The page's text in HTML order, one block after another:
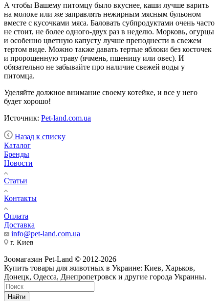
А чтобы Вашему питомцу было вкуснее, каши лучше варить
на молоке или же заправлять нежирным мясным бульоном
вместе с кусочками мяса. Баловать субпродуктами очень часто
не стоит, не более одного-двух раз в неделю. Морковь, огурцы
и особенно цветную капусту лучше преподнести в свежем
тертом виде. Можно также давать тертые яблоки без косточек
и пророщенную траву (ячмень, пшеницу или овес). И
обязательно не забывайте про наличие свежей воды у
питомца.
Уделяйте должное внимание своему котейке, и все у него
будет хорошо!
Источник: Pet-land.com.ua
Назад к списку
Каталог
Бренды
Новости
Статьи
Контакты
Оплата
Доставка
info@pet-land.com.ua
г. Киев
Зоомагазин Pet-Land © 2012-2026
Купить товары для животных в Украине: Киев, Харьков,
Донецк, Одесса, Днепропетровск и другие города Украины.
Найти